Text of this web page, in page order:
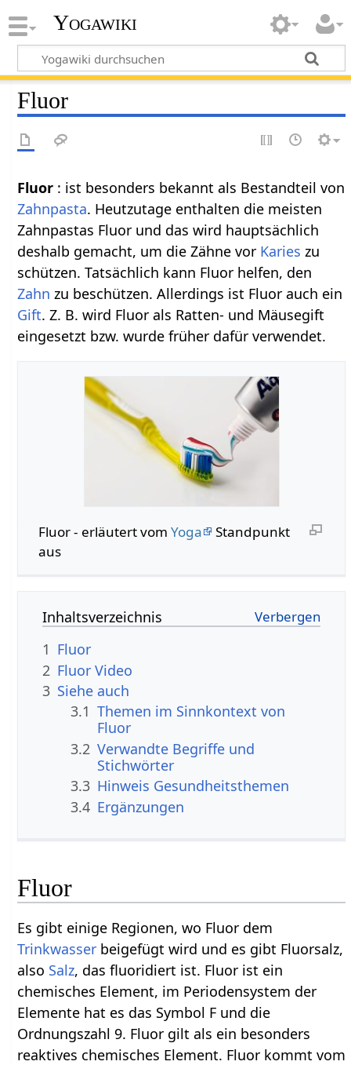
Yogawiki
Fluor
Fluor : ist besonders bekannt als Bestandteil von
Zahnpasta. Heutzutage enthalten die meisten
Zahnpastas Fluor und das wird hauptsächlich
deshalb gemacht, um die Zähne vor Karies zu
schützen. Tatsächlich kann Fluor helfen, den
Zahn zu beschützen. Allerdings ist Fluor auch ein
Gift. Z. B. wird Fluor als Ratten- und Mäusegift
eingesetzt bzw. wurde früher dafür verwendet.
Fluor - erläutert vom Yoga
Standpunkt
aus
Inhaltsverzeichnis
1 Fluor
2 Fluor Video
3 Siehe auch
3.1 Themen im Sinnkontext von
Fluor
3.2 Verwandte Begriffe und
Stichwörter
3.3 Hinweis Gesundheitsthemen
3.4 Ergänzungen
Fluor
Es gibt einige Regionen, wo Fluor dem
Trinkwasser beigefügt wird und es gibt Fluorsalz,
also Salz, das fluoridiert ist. Fluor ist ein
chemisches Element, im Periodensystem der
Elemente hat es das Symbol F und die
Ordnungszahl 9. Fluor gilt als ein besonders
reaktives chemisches Element. Fluor kommt vom